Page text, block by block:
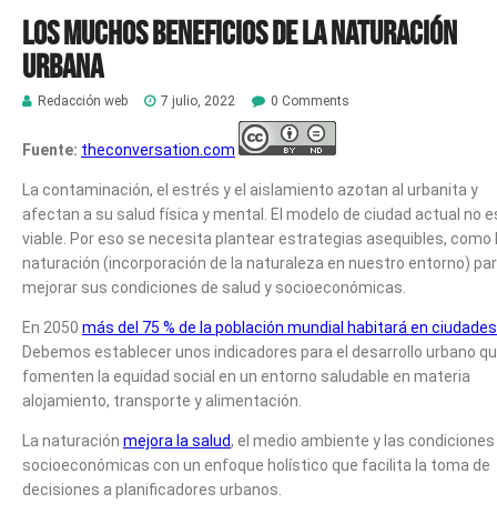
Los muchos beneficios de la naturación
urbana
Redacción web 7 julio, 2022 0 Comments
Fuente: theconversation.com
La contaminación, el estrés y el aislamiento azotan al urbanita y
afectan a su salud física y mental. El modelo de ciudad actual no
viable. Por eso se necesita plantear estrategias asequibles, como
naturación (incorporación de la naturaleza en nuestro entorno)
mejorar sus condiciones de salud y socioeconómicas.
En 2050 más del 75 % de la población mundial habitará en ciudades
Debemos establecer unos indicadores para el desarrollo urbano
fomenten la equidad social en un entorno saludable en materia
alojamiento, transporte y alimentación.
La naturación mejora la salud, el medio ambiente y las condiciones
socioeconómicas con un enfoque holístico que facilita la toma de
decisiones a planificadores urbanos.